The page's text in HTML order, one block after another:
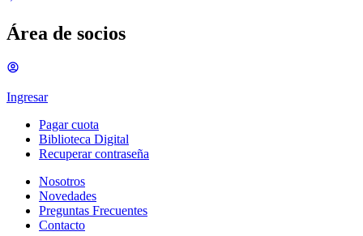
Área de socios
Ingresar
Pagar cuota
Biblioteca Digital
Recuperar contraseña
Nosotros
Novedades
Preguntas Frecuentes
Contacto